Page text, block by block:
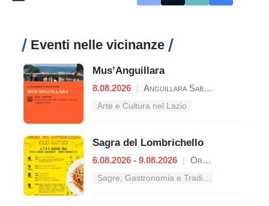
Eventi nelle vicinanze
Mus’Anguillara
8.08.2026 | Anguillara Sabazia
Arte e Cultura nel Lazio
Sagra del Lombrichello
6.08.2026 - 9.08.2026 | Oriolo Romano